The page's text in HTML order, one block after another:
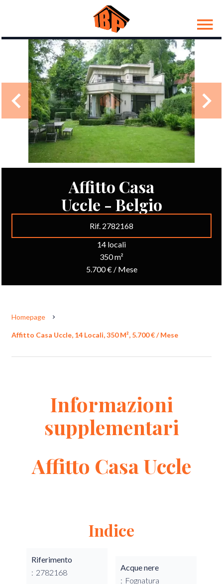
Affitto Casa
Uccle - Belgio
Rif. 2782168
14 locali
350 m²
5.700 € / Mese
Homepage
Affitto Casa Uccle, 14 Locali, 350 M², 5.700 € / Mese
Informazioni
supplementari
Affitto Casa Uccle
Indice
Riferimento
2782168
Acque nere
Fognatura